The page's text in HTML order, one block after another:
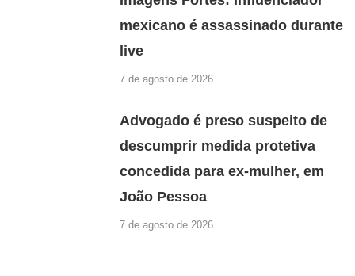
mexicano é assassinado durante
live
7 de agosto de 2026
Advogado é preso suspeito de
descumprir medida protetiva
concedida para ex-mulher, em
João Pessoa
7 de agosto de 2026